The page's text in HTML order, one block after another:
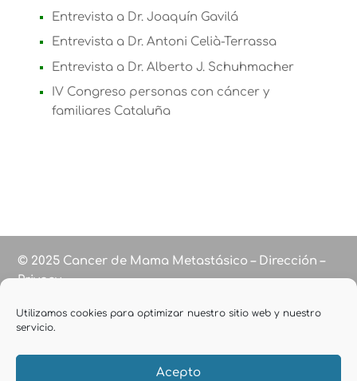
Utilizamos cookies para optimizar nuestro sitio web y nuestro
servicio.
Acepto
Entrevista a Dr. Joaquín Gavilá
Entrevista a Dr. Antoni Celià-Terrassa
Entrevista a Dr. Alberto J. Schuhmacher
IV Congreso personas con cáncer y
familiares Cataluña
© 2025 Cancer de Mama Metastásico – Dirección –
Privacy